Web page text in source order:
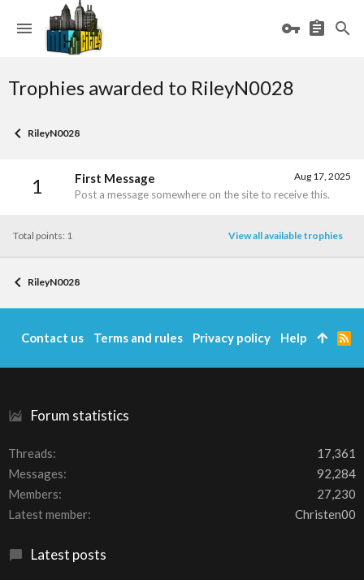
Trophies awarded to RileyN0028
RileyN0028
1 Aug 17, 2025
First Message
Post a message somewhere on the site to receive this.
Total points: 1 View all available trophies
RileyN0028
Forum statistics
Threads
17,361
Messages
92,284
Members
27,230
Latest member
Christen00
Latest posts
Contact us Terms and rules Privacy policy Help
R
S